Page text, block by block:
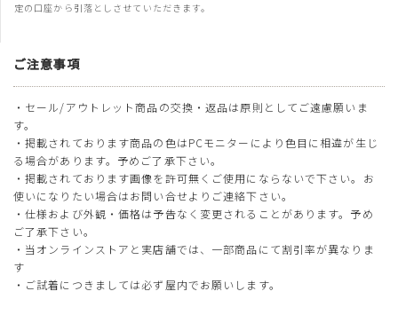
定の口座から引落としさせていただきます。
ご注意事項
・セール/アウトレット商品の交換・返品は原則としてご遠慮願いま
す。
・掲載されております商品の色はPCモニターにより色目に相違が生じ
る場合があります。予めご了承下さい。
・掲載されております画像を許可無くご使用にならないで下さい。お
使いになりたい場合はお問い合せよりご連絡下さい。
・仕様および外観・価格は予告なく変更されることがあります。予め
ご了承下さい。
・当オンラインストアと実店舗では、一部商品にて割引率が異なりま
す
・ご試着につきましては必ず屋内でお願いします。